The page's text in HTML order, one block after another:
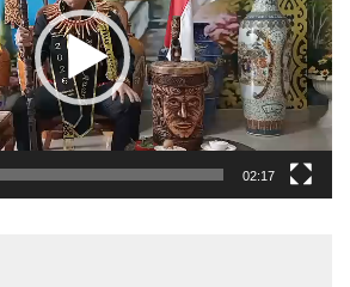
02:17